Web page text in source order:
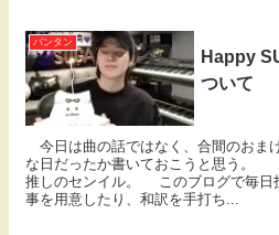
バンタン
Happy
ついて
今日は曲の話ではなく、合間のおま
な日だったか書いておこうと思う
推しのセンイル。 このブログで毎日
事を用意したり、和訳を手打ち...